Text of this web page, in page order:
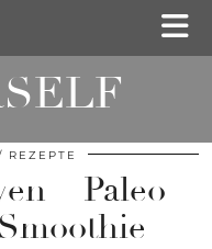
REZEPTE
– Paleo